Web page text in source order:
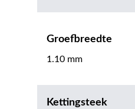
Groefbreedte
1.10 mm
Kettingsteek